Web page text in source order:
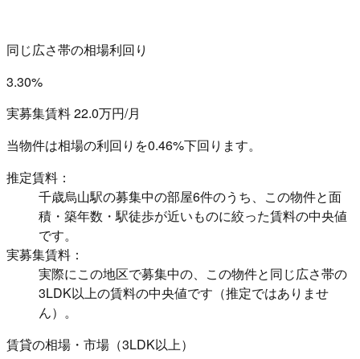
同じ広さ帯の相場利回り
3.30%
実募集賃料 22.0万円/月
当物件は相場の利回りを0.46%下回ります。
推定賃料：
千歳烏山駅の募集中の部屋6件のうち、この物件と面
積・築年数・駅徒歩が近いものに絞った賃料の中央値
です。
実募集賃料：
実際にこの地区で募集中の、この物件と同じ広さ帯の
3LDK以上の賃料の中央値です（推定ではありませ
ん）。
賃貸の相場・市場（3LDK以上）